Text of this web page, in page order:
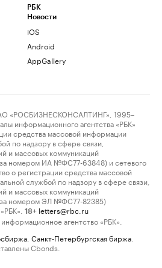
РБК
Новости
iOS
Android
AppGallery
«РОСБИЗНЕСКОНСАЛТИНГ», 1995–
информационного агентства «РБК»
средства массовой информации
по надзору в сфере связи,
и массовых коммуникаций
номером ИА №ФС77-63848) и сетевого
о регистрации средства массовой
службой по надзору в сфере связи,
и массовых коммуникаций
номером ЭЛ №ФС77-82385)
18+ letters@rbc.ru
агентство «РБК».
Санкт-Петербургская биржа
Cbonds.